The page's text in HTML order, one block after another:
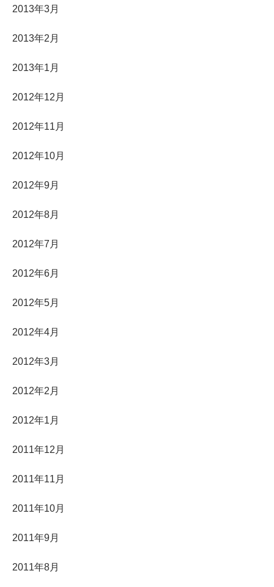
2013年3月
2013年2月
2013年1月
2012年12月
2012年11月
2012年10月
2012年9月
2012年8月
2012年7月
2012年6月
2012年5月
2012年4月
2012年3月
2012年2月
2012年1月
2011年12月
2011年11月
2011年10月
2011年9月
2011年8月